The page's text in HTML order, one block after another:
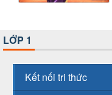
LỚP 1
Kết nối tri thức